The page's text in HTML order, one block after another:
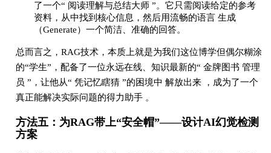
了一个“ 阅读理解与总结大师 ”。它只需阅读给定的参考
资料，从中找到核心信息，然后用流畅的语言 生成
（Generate）一个简洁、准确的回答。
总而言之，RAG技术，本质上就是为我们这位博学但偶尔糊涂
的“学生”，配备了一位永远在线、知识最新的“ 金牌图书 管理
员 ”，让他从“ 凭记忆瞎猜 ”的困境中 解放出来 ，成为了一个
真正能解决实际问题的得力助手 。
方法五：为RAG带上“安全帽”——设计AI幻觉检测
方案